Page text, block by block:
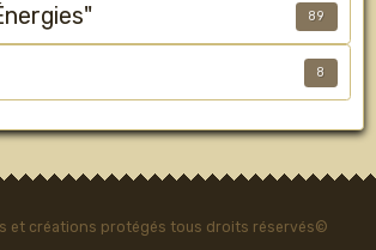
89
8
et créations protégés tous droits réservés©